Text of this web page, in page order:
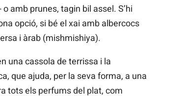
amb prunes, tagin bil assel. S’hi
opció, si bé el xai amb albercocs
i àrab (mishmishiya).
una cassola de terrissa i la
que ajuda, per la seva forma, a una
tots els perfums del plat, com